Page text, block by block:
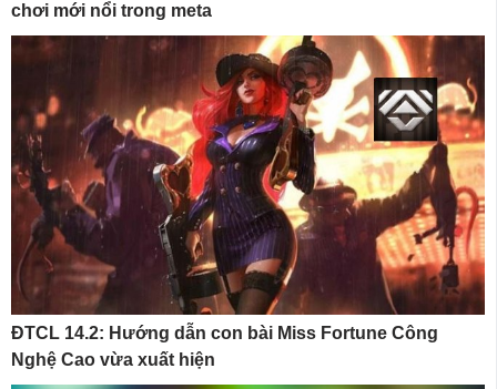
chơi mới nổi trong meta
ĐTCL 14.2: Hướng dẫn con bài Miss Fortune Công
Nghệ Cao vừa xuất hiện